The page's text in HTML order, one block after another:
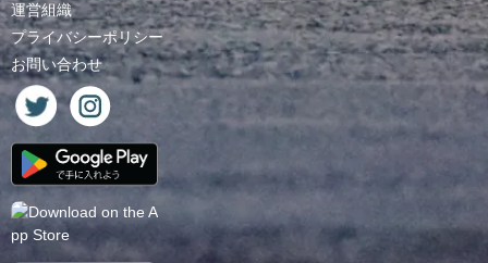
運営組織
プライバシーポリシー
お問い合わせ